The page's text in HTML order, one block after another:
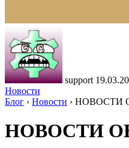
support
Новости
Блог › Новости › НОВОСТИ
НОВОСТИ